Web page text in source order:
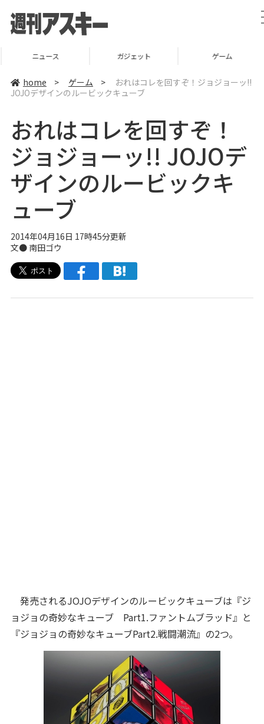
ニュース ガジェット ゲーム
home > ゲーム >
おれはコレを回すぞ！ジョジョーッ!!
JOJOデザインのルービックキューブ
おれはコレを回すぞ！
ジョジョーッ!! JOJOデ
ザインのルービックキ
ューブ
2014年04月16日 17時45分更新
文● 南田ゴウ
発売されるJOJOデザインのルービックキューブは『ジ
ョジョの奇妙なキューブ Part1.ファントムブラッド』と
『ジョジョの奇妙なキューブPart2.戦闘潮流』の2つ。